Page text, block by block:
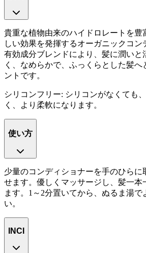
貴重な植物由来のハイドロレートを豊
しい効果を発揮するオーガニックコ
有効成分ブレンドにより、髪に潤いと
く、なめらかで、ふっくらとした髪へ
ントです。
シリコンフリー: シリコンがなくても
く、より柔軟になります。
使い方
少量のコンディショナーを手のひらに
せます。優しくマッサージし、髪一本
ます。1～2分置いてから、ぬるま湯で
い。
INCI